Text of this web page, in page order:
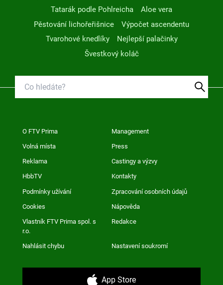
Tatarák podle Pohlreicha
Aloe vera
Pěstování lichořeřišnice
Výpočet ascendentu
Tvarohové knedlíky
Nejlepší palačinky
Švestkový koláč
O FTV Prima Management
Volná místa Press
Reklama Castingy a výzvy
HbbTV Kontakty
Podmínky užívání Zpracování osobních údajů
Cookies Nápověda
Vlastník FTV Prima spol. s
r.o.
Redakce
Nahlásit chybu Nastavení soukromí
App Store